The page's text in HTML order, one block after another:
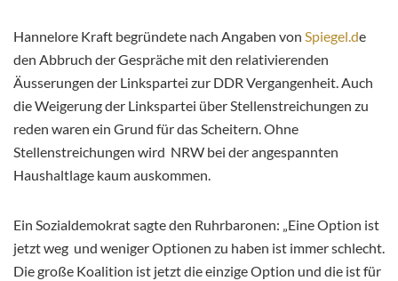
Hannelore Kraft begründete nach Angaben von Spiegel.de
den Abbruch der Gespräche mit den relativierenden
Äusserungen der Linkspartei zur DDR Vergangenheit. Auch
die Weigerung der Linkspartei über Stellenstreichungen zu
reden waren ein Grund für das Scheitern. Ohne
Stellenstreichungen wird NRW bei der angespannten
Haushaltlage kaum auskommen.
Ein Sozialdemokrat sagte den Ruhrbaronen: „Eine Option ist
jetzt weg und weniger Optionen zu haben ist immer schlecht.
Die große Koalition ist jetzt die einzige Option und die ist für